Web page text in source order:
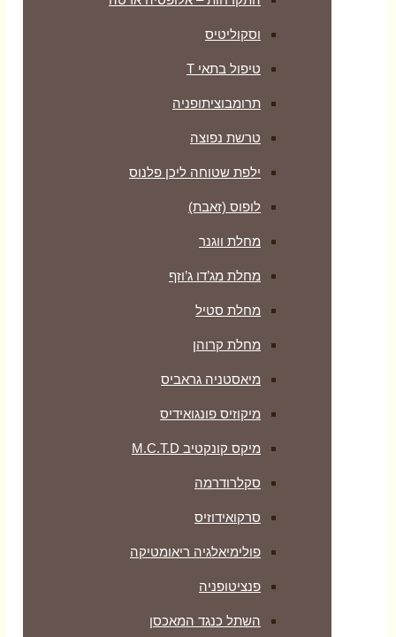
וסקוליטיס
טיפול בתאי T
תרומבוציתופניה
טרשת נפוצה
ילפת שטוחה ליכן פלנוס
לופוס (זאבת)
מחלת ווגנר
מחלת מג’דו ג’וזף
מחלת סטיל
מחלת קרוהן
מיאסטניה גראביס
מיקוזיס פונגואידיס
מיקס קונקטיב M.C.T.D
סקלרודרמה
סרקואידוזיס
פולימיאלגיה ריאומטיקה
‏פנציטופניה
השתל כנגד המאכסן